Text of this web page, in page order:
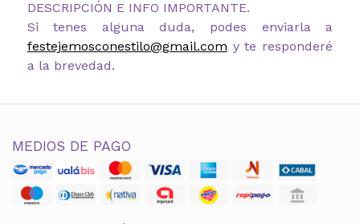
DESCRIPCIÓN E INFO IMPORTANTE.
Si tenes alguna duda, podes enviarla a
festejemosconestilo@gmail.com y te responderé
a la brevedad.
MEDIOS DE PAGO